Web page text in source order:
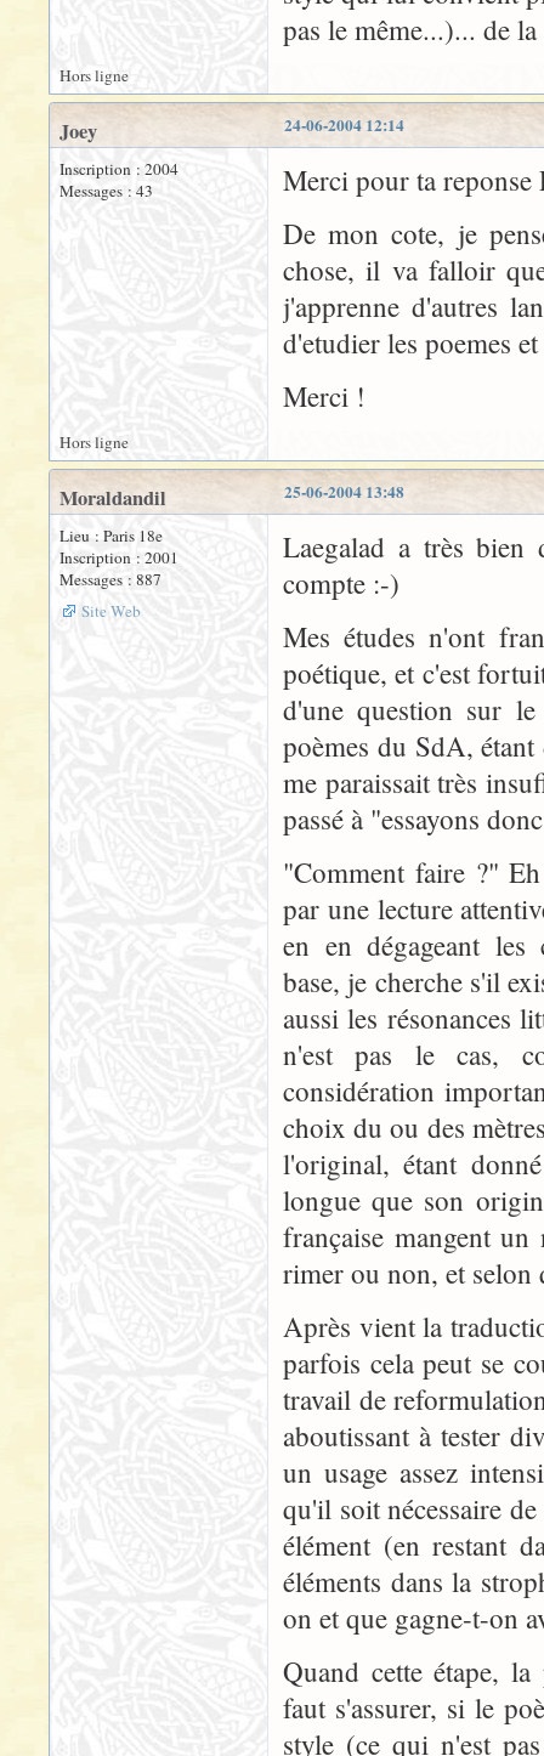
pas le même...)... de
Hors ligne
24-06-2004 12:14
Joey
Inscription : 2004
Messages : 43
Merci pour ta reponse
De mon cote, je
chose, il va falloir
j'apprenne d'autres
d'etudier les poemes
Merci !
Hors ligne
25-06-2004 13:48
Moraldandil
Lieu : Paris 18e
Inscription : 2001
Messages : 887
Site Web
Laegalad a très
compte :-)
Mes études n'ont
poétique, et c'est
d'une question sur
poèmes du SdA,
me paraissait très
passé à "essayons
"Comment faire ?"
par une lecture
en en dégageant les
base, je cherche s'il
aussi les résonances
n'est pas le cas,
considération
choix du ou des
l'original, étant
longue que son
française mangent
rimer ou non, et selon
Après vient la
parfois cela peut se
travail de
aboutissant à tester
un usage assez
qu'il soit nécessaire
élément (en restant
éléments dans la
on et que gagne-t-on
Quand cette étape,
faut s'assurer, si le
style (ce qui n'est